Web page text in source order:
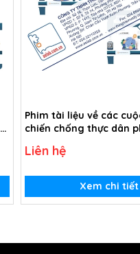
Phim tài liệu về các
chiến chống thực dân
Á từ thế kỉ XVI đến thế
Liên hệ
Xem chi tiết